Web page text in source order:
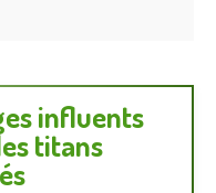
influents
titans